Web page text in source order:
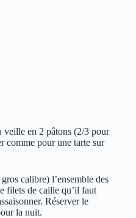
veille en 2 pâtons (2/3 pour
comme pour une tarte sur
calibre) l’ensemble des
filets de caille qu’il faut
Réserver le
la nuit.